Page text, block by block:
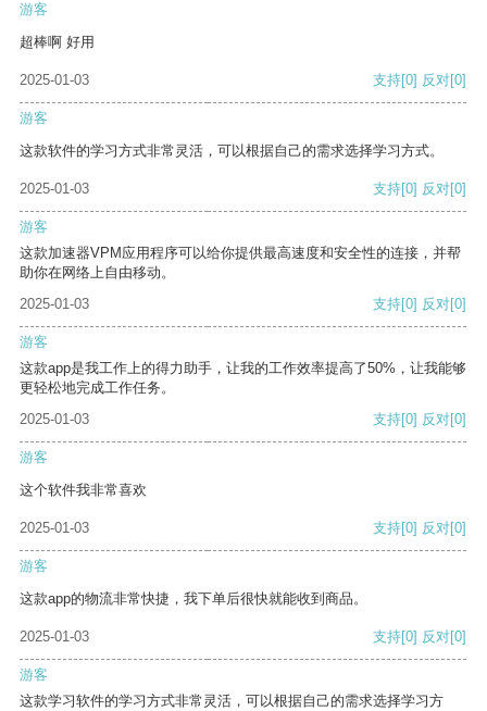
游客
超棒啊 好用
2025-01-03 支持[0] 反对[0]
游客
这款软件的学习方式非常灵活，可以根据自己的需求选择学习方式。
2025-01-03 支持[0] 反对[0]
游客
这款加速器VPM应用程序可以给你提供最高速度和安全性的连接，并帮
助你在网络上自由移动。
2025-01-03
支持[0] 反对[0]
游客
这款app是我工作上的得力助手，让我的工作效率提高了50%，让我能够
更轻松地完成工作任务。
2025-01-03
支持[0] 反对[0]
游客
这个软件我非常喜欢
2025-01-03 支持[0] 反对[0]
游客
这款app的物流非常快捷，我下单后很快就能收到商品。
2025-01-03 支持[0] 反对[0]
游客
这款学习软件的学习方式非常灵活，可以根据自己的需求选择学习方